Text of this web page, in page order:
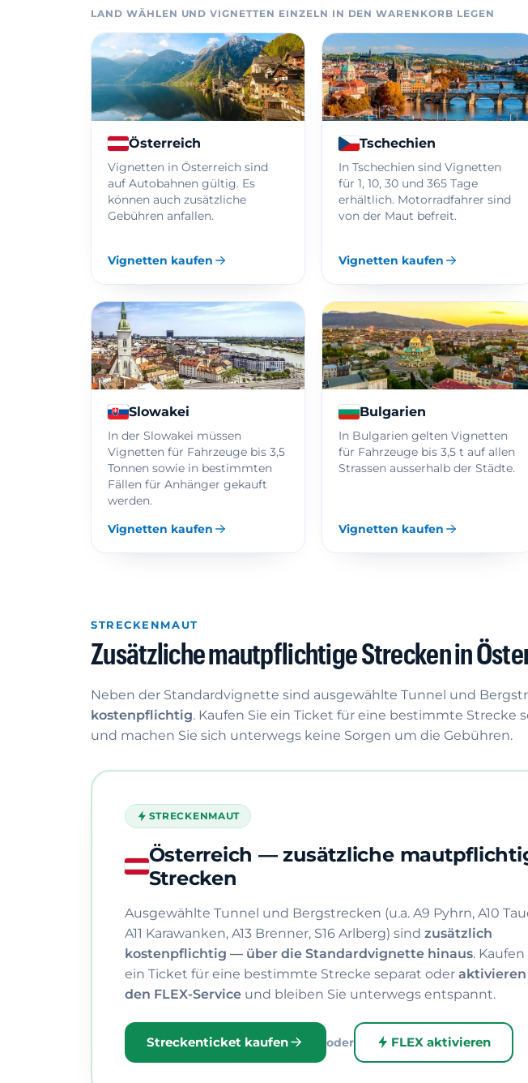
LAND WÄHLEN UND VIGNETTEN EINZELN IN DEN WARENKORB LEGEN
Österreich
Vignetten in Österreich sind
auf Autobahnen gültig. Es
können auch zusätzliche
Gebühren anfallen.
Vignetten kaufen
Tschechien
In Tschechien sind Vignetten
für 1, 10, 30 und 365 Tage
erhältlich. Motorradfahrer sind
von der Maut befreit.
Vignetten kaufen
Slowakei
In der Slowakei müssen
Vignetten für Fahrzeuge bis 3,5
Tonnen sowie in bestimmten
Fällen für Anhänger gekauft
werden.
Vignetten kaufen
Bulgarien
In Bulgarien gelten Vignetten
für Fahrzeuge bis 3,5 t auf allen
Strassen ausserhalb der Städte.
Vignetten kaufen
STRECKENMAUT
Zusätzliche mautpflichtige Strecken in
Neben der Standardvignette sind ausgewählte Tunnel und
kostenpflichtig. Kaufen Sie ein Ticket für eine bestimmte Strecke
und machen Sie sich unterwegs keine Sorgen um die Gebühren.
STRECKENMAUT
Österreich — zusätzliche
Strecken
Ausgewählte Tunnel und Bergstrecken (u.a. A9 Pyhrn, A10
A11 Karawanken, A13 Brenner, S16 Arlberg) sind zusätzlich
kostenpflichtig — über die Standardvignette hinaus. Kaufen
ein Ticket für eine bestimmte Strecke separat oder aktivieren
den FLEX-Serviceund bleiben Sie unterwegs entspannt.
Streckenticket kaufen oder FLEX aktivieren